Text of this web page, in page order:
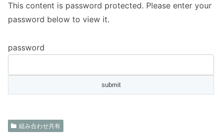
This content is password protected. Please enter your
password below to view it.
password
組み合わせ共有